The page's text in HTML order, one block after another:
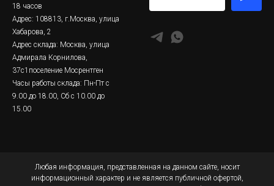
18 часов
Адрес: 108813, г.Москва, улица
Хабарова, 2
Адрес склада: Москва, улица
Адмирала Корнилова,
37с1поселение Мосрентген
Часы работы склада: Пн-Пт с
9.00 до 18.00, Сб с 10.00 до
15.00
Любая информация, представленная на данном сайте, носит
информационный характер и не является публичной офертой,